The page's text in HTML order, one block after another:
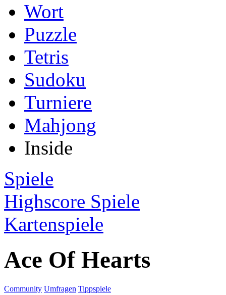
Wort
Puzzle
Tetris
Sudoku
Turniere
Mahjong
Inside
Spiele
Highscore Spiele
Kartenspiele
Ace Of Hearts
Community Umfragen Tippspiele